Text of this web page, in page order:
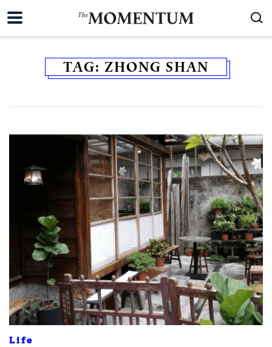
TAG: ZHONG SHAN
Life
ค้นหา
SHARE TWEET LINE EMAIL